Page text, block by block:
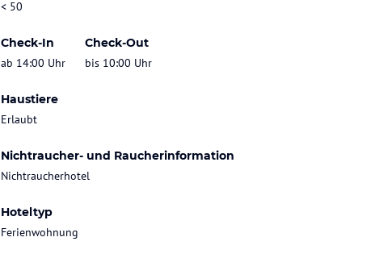
< 50
Check-In
ab 14:00 Uhr
Check-Out
bis 10:00 Uhr
Haustiere
Erlaubt
Nichtraucher- und Raucherinformation
Nichtraucherhotel
Hoteltyp
Ferienwohnung